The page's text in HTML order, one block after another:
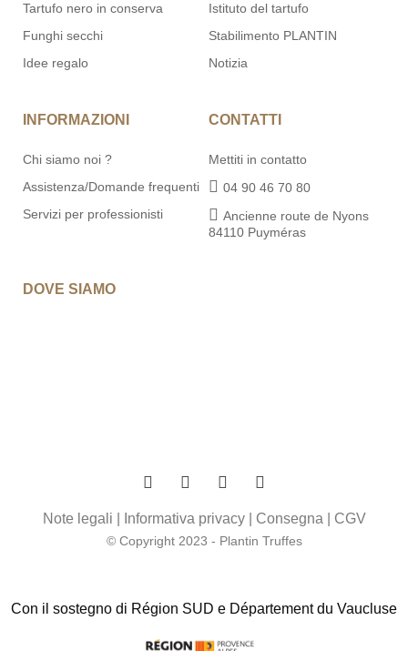
Tartufo nero in conserva
Funghi secchi
Idee regalo
Istituto del tartufo
Stabilimento PLANTIN
Notizia
INFORMAZIONI
Chi siamo noi ?
Assistenza/Domande frequenti
Servizi per professionisti
CONTATTI
Mettiti in contatto
04 90 46 70 80
Ancienne route de Nyons
84110 Puyméras
DOVE SIAMO
© Copyright 2023 - Plantin Truffes
Note legali Informativa privacy| Consegna| CGV
Con il sostegno di Région SUD e Département du Vaucluse